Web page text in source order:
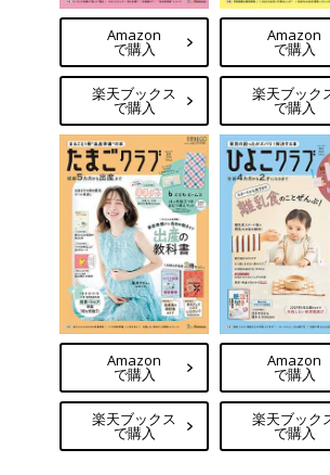
Amazon
で購入
楽天ブックス
で購入
Amazon
で購入
楽天ブック
で購入
Amazon
で購入
楽天ブックス
で購入
Amazon
で購入
楽天ブック
で購入